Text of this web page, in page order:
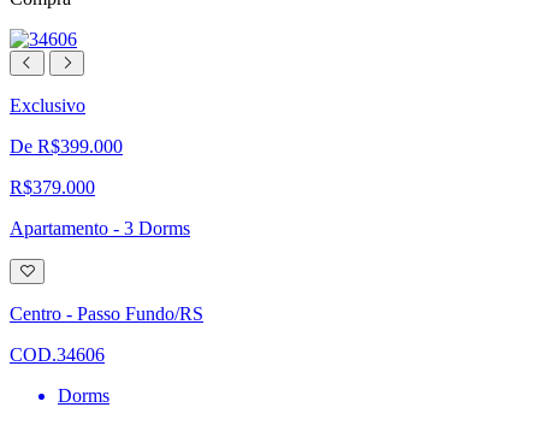
Exclusivo
De R$399.000
R$379.000
Apartamento - 3 Dorms
Adicionar
à
lista
de
Centro - Passo Fundo/RS
COD.34606
Dorms